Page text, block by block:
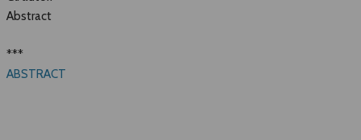
Abstract
***
ABSTRACT